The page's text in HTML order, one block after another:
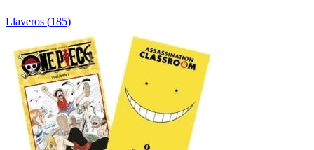
Llaveros (185)